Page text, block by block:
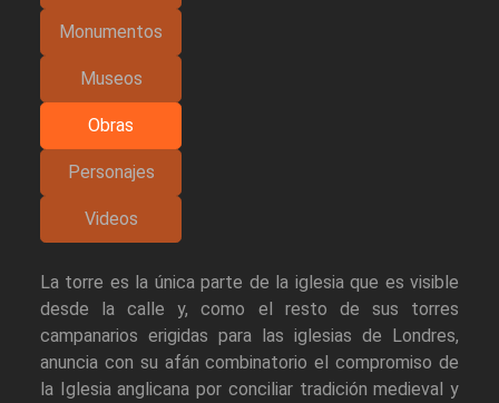
Monumentos
Museos
Obras
Personajes
Videos
La torre es la única parte de la iglesia que es visible
desde la calle y, como el resto de sus torres
campanarios erigidas para las iglesias de Londres,
anuncia con su afán combinatorio el compromiso de
la Iglesia anglicana por conciliar tradición medieval y